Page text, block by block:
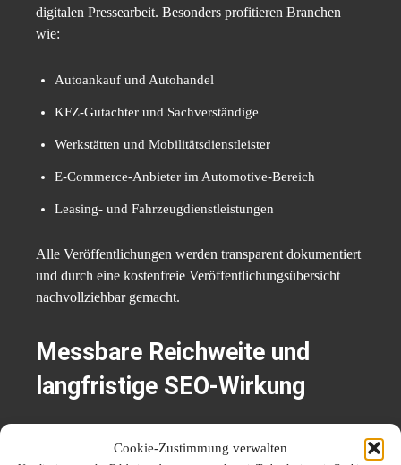
Cookie-Zustimmung verwalten
digitalen Pressearbeit. Besonders profitieren Branchen
wie:
Autoankauf und Autohandel
KFZ-Gutachter und Sachverständige
Werkstätten und Mobilitätsdienstleister
E-Commerce-Anbieter im Automotive-Bereich
Leasing- und Fahrzeugdienstleistungen
Alle Veröffentlichungen werden transparent dokumentiert
und durch eine kostenfreie Veröffentlichungsübersicht
nachvollziehbar gemacht.
Messbare Reichweite und
langfristige SEO-Wirkung
der nachhaltigen Wirkung. Anders als kurzfristige